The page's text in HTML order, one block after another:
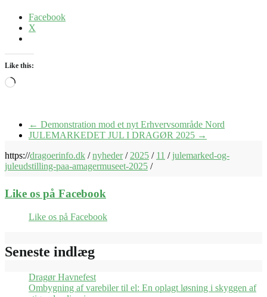
Facebook
X
Like this:
Loading…
← Demonstration mod et nyt Erhvervsområde Nord
JULEMARKEDET JUL I DRAGØR 2025 →
https://dragoerinfo.dk /nyheder/ 2025 / 11 /julemarked-og-
juleudstilling-paa-amagermuseet-2025 /
Like os på Facebook
Like os på Facebook
Seneste indlæg
Dragør Havnefest
Ombygning af varebiler til el: En oplagt løsning i skyggen af